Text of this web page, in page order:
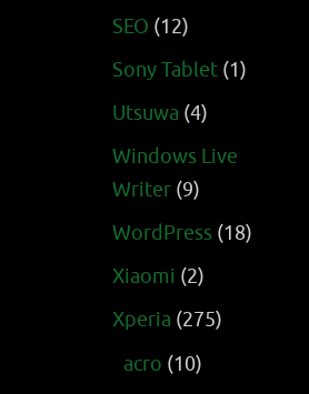
SEO (12)
Sony Tablet (1)
Utsuwa (4)
Windows Live
Writer (9)
WordPress (18)
Xiaomi (2)
Xperia (275)
acro (10)